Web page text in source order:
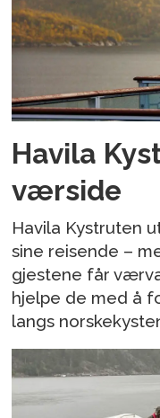
Havila
værside
Havila Kystruten
sine reisende –
gjestene får
hjelpe de med å
langs